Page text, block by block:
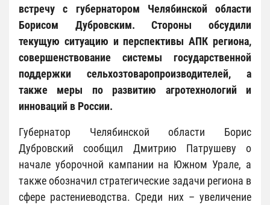
встречу с губернатором Челябинской области
Борисом Дубровским. Стороны обсудили
текущую ситуацию и перспективы АПК региона,
совершенствование системы государственной
поддержки сельхозтоваропроизводителей, а
также меры по развитию агротехнологий и
инноваций в России.
Губернатор Челябинской области Борис
Дубровский сообщил Дмитрию Патрушеву о
начале уборочной кампании на Южном Урале, а
также обозначил стратегические задачи региона в
сфере растениеводства. Среди них – увеличение